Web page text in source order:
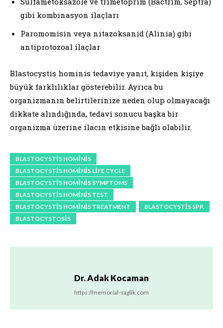
gibi kombinasyon ilaçları
Paromomisin veya nitazoksanid (Alinia) gibi
antiprotozoal ilaçlar
Blastocystis hominis tedaviye yanıt, kişiden kişiye
büyük farklılıklar gösterebilir. Ayrıca bu
organizmanın belirtilerinize neden olup olmayacağı
dikkate alındığında, tedavi sonucu başka bir
organizma üzerine ilacın etkisine bağlı olabilir.
BLASTOCYSTIS HOMINIS
BLASTOCYSTIS HOMINIS LIFE CYCLE
BLASTOCYSTIS HOMINIS SYMPTOMS
BLASTOCYSTIS HOMINIS TEST
BLASTOCYSTIS HOMINIS TREATMENT
BLASTOCYSTIS SPP.
BLASTOCYSTOSIS
Dr. Adak Kocaman
https://memorial-saglik.com